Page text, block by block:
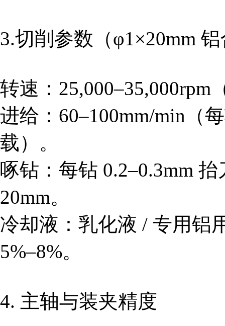
3.切削参数（φ1×20mm
转速：25,000–35,000rpm
进给：60–100mm/min（
载）。
啄钻：每钻 0.2–0.3mm
20mm。
冷却液：乳化液 / 专用铝
5%–8%。
4. 主轴与装夹精度